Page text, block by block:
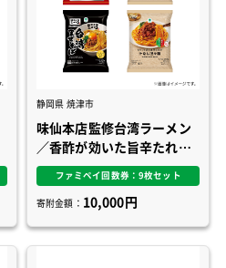
静岡県 焼津市
味仙本店監修台湾ラーメン
／香酢が効いた旨辛たれビ
ャンビャン麺／麺屋こころ
監修台湾まぜそば／もちっ
と麺と濃厚だれの汁なし
担々麺
ファミペイ回数券：9枚セット
寄附金額： 10,000円